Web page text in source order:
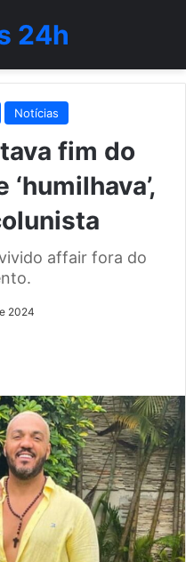
24h
Notícias
fim do
affair fora do
2024